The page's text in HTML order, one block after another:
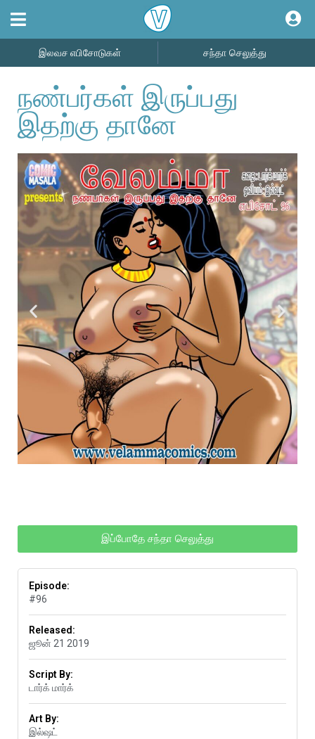
இலவச எபிசோடுகள் சந்தா செலுத்து
நண்பர்கள் இருப்பது
இதற்கு தானே
இப்போதே சந்தா செலுத்து
Episode:
#96
Released:
ஜூன் 21 2019
Script By:
டார்க் மார்க்
Art By:
இல்ஷட்